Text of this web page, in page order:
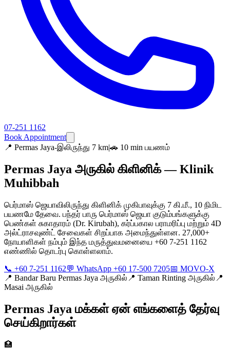
07-251 1162
Book Appointment
📍 Permas Jaya-இலிருந்து 7 km|🚗 10 min பயணம்
Permas Jaya அருகில் கிளினிக் — Klinik
Muhibbah
பெர்மாஸ் ஜெயாவிலிருந்து கிளினிக் முகிபாவுக்கு 7 கி.மீ., 10 நிமிட
பயணமே தேவை. பந்தர் பாரு பெர்மாஸ் ஜெயா குடும்பங்களுக்கு
பெண்கள் சுகாதாரம் (Dr. Kirubah), கர்ப்பகால பராமரிப்பு மற்றும் 4D
அல்ட்ராசவுண்ட் சேவைகள் சிறப்பாக அமைந்துள்ளன. 27,000+
நோயாளிகள் நம்பும் இந்த மருத்துவமனையை +60 7-251 1162
எண்ணில் தொடர்பு கொள்ளலாம்.
📞 +60 7-251 1162💬 WhatsApp +60 17-500 7205📅 MOVO-X
📍 Bandar Baru Permas Jaya அருகில் 📍 Taman Rinting அருகில் 📍
Masai அருகில்
Permas Jaya மக்கள் ஏன் எங்களைத் தேர்வு
செய்கிறார்கள்
🏥